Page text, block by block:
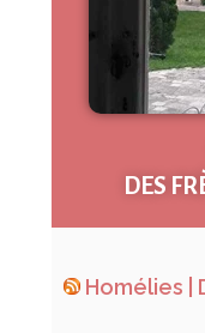
DES
Homélies |